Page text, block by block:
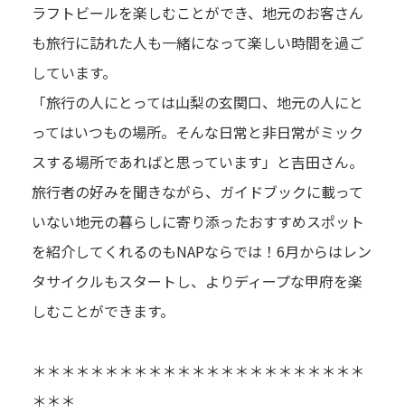
ラフトビールを楽しむことができ、地元のお客さん
も旅行に訪れた人も一緒になって楽しい時間を過ご
しています。
「旅行の人にとっては山梨の玄関口、地元の人にと
ってはいつもの場所。そんな日常と非日常がミック
スする場所であればと思っています」と吉田さん。
旅行者の好みを聞きながら、ガイドブックに載って
いない地元の暮らしに寄り添ったおすすめスポット
を紹介してくれるのもNAPならでは！6月からはレン
タサイクルもスタートし、よりディープな甲府を楽
しむことができます。
＊＊＊＊＊＊＊＊＊＊＊＊＊＊＊＊＊＊＊＊＊＊＊
＊＊＊